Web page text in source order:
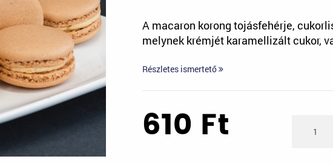
A macaron korong tojásfehérje,
melynek krémjét karamellizált cukor,
Részletes ismertető
610 Ft